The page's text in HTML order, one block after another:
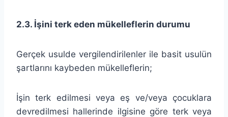
2.3. İşini terk eden mükelleflerin durumu
Gerçek usulde vergilendirilenler ile basit usulün
şartlarını kaybeden mükelleflerin;
İşin terk edilmesi veya eş ve/veya çocuklara
devredilmesi hallerinde ilgisine göre terk veya